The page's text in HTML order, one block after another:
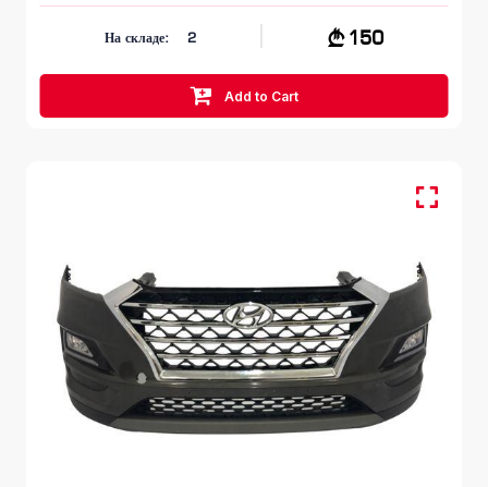
На складе: 2 150
Add to Cart
Передний бампер